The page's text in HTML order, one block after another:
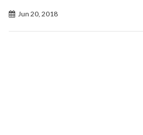
Jun 20, 2018